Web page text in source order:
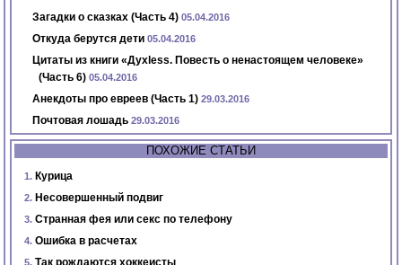
Загадки о сказках (Часть 4) 05.04.2016
Откуда берутся дети 05.04.2016
Цитаты из книги «Духless. Повесть о ненастоящем человеке»
(Часть 6) 05.04.2016
Анекдоты про евреев (Часть 1) 29.03.2016
Почтовая лошадь 29.03.2016
ПОХОЖИЕ СТАТЬИ
Курица
Несовершенный подвиг
Странная фея или секс по телефону
Ошибка в расчетах